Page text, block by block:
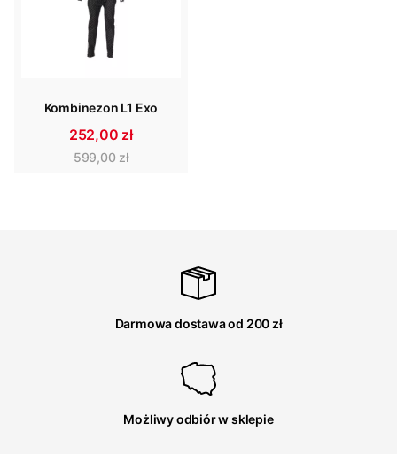
Kombinezon L1 Exo
252,00 zł
599,00 zł
Darmowa dostawa od 200 zł
Możliwy odbiór w sklepie